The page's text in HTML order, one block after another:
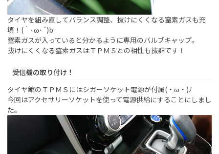
タイヤを組み直してバランス調整、抜けにくくなる窒素ガスも充
填！(｀･ω･´)b
窒素ガスが入っていると分かるように専用のバルブキャップ。
抜けにくくなる窒素ガスはＴＰＭＳとの相性も抜群です！
受信機の取り付け！
タイヤ館のＴＰＭＳにはシガーソケット電源が付属(・ω・)ﾉ
今回はアクセサリーソケットを使って電源供給にすることにしまし
た。